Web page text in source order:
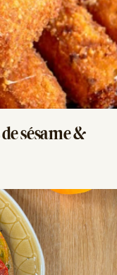
sésame &